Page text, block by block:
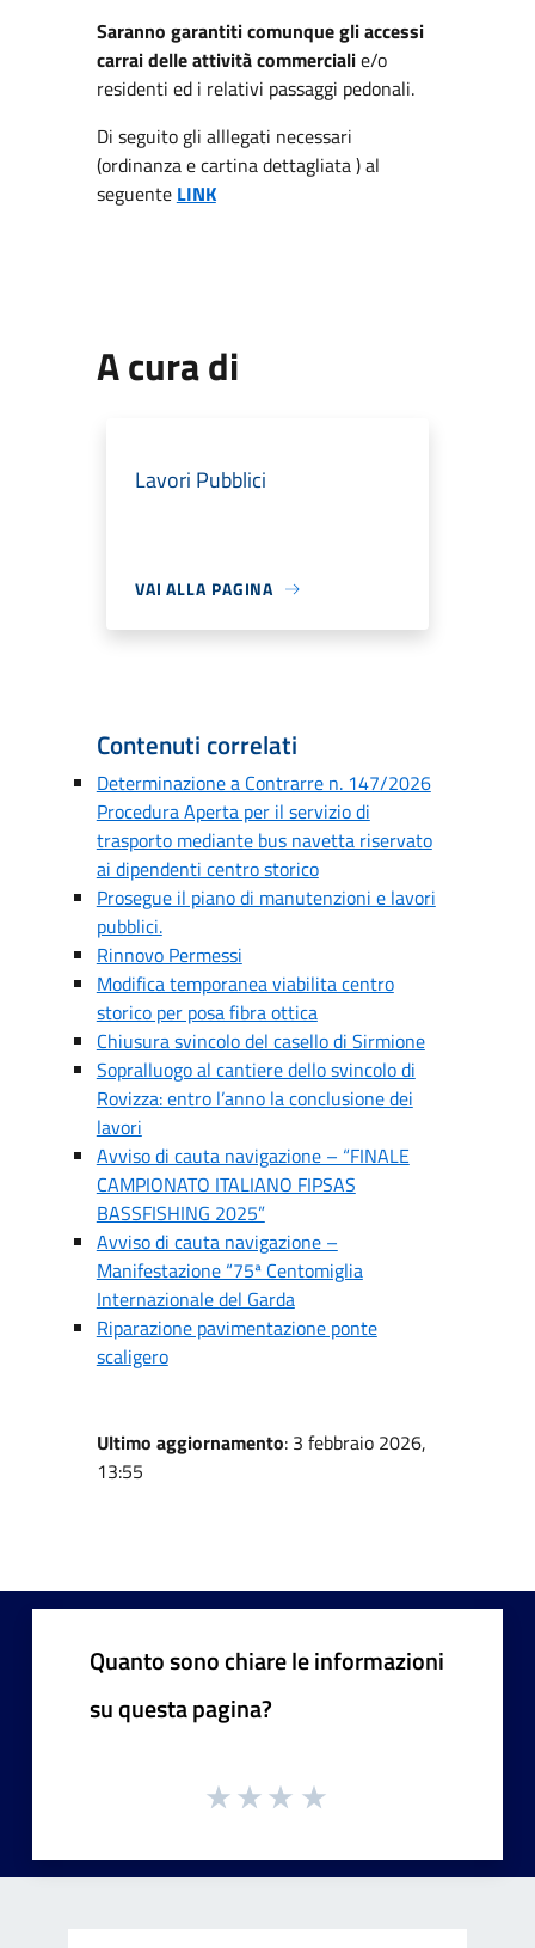
Saranno garantiti comunque gli accessi
carrai delle attività commercialie/o
residenti ed i relativi passaggi pedonali.
Di seguito gli alllegati necessari
(ordinanza e cartina dettagliata ) al
seguente LINK
A cura di
Lavori Pubblici
VAI ALLA PAGINA
Contenuti correlati
Determinazione a Contrarre n. 147/2026
Procedura Aperta per il servizio di
trasporto mediante bus navetta riservato
ai dipendenti centro storico
Prosegue il piano di manutenzioni e lavori
pubblici.
Rinnovo Permessi
Modifica temporanea viabilita centro
storico per posa fibra ottica
Chiusura svincolo del casello di Sirmione
Sopralluogo al cantiere dello svincolo di
Rovizza: entro l’anno la conclusione dei
lavori
Avviso di cauta navigazione – “FINALE
CAMPIONATO ITALIANO FIPSAS
BASSFISHING 2025”
Avviso di cauta navigazione –
Manifestazione “75ª Centomiglia
Internazionale del Garda
Riparazione pavimentazione ponte
scaligero
Ultimo aggiornamento: 3 febbraio 2026,
13:55
Quanto sono chiare le informazioni
su questa pagina?